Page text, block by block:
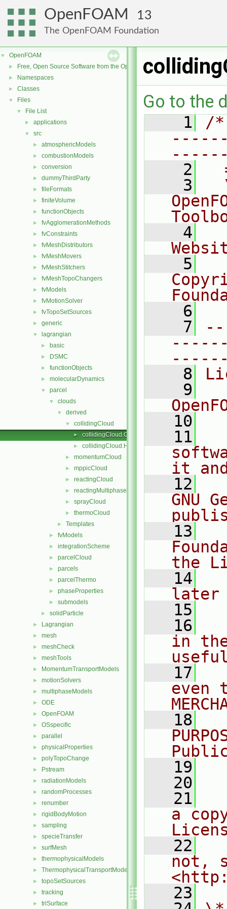
OpenFOAM 13
The OpenFOAM Foundation
▼ OpenFOAM
► Free, Open Source Software from the OpenFOAM Foundation
► Namespaces
► Classes
▼ Files
▼ File List
► applications
▼ src
► atmosphericModels
► combustionModels
► conversion
► dummyThirdParty
► fileFormats
► finiteVolume
► functionObjects
► fvAgglomerationMethods
► fvConstraints
► fvMeshDistributors
► fvMeshMovers
► fvMeshStitchers
► fvMeshTopoChangers
► fvModels
► fvMotionSolver
► fvTopoSetSources
► generic
▼ lagrangian
► basic
► DSMC
► functionObjects
► molecularDynamics
▼ parcel
▼ clouds
▼ derived
▼ collidingCloud
► collidingCloud.C
► collidingCloud.H
► momentumCloud
► mppicCloud
► reactingCloud
► reactingMultiphaseCloud
► sprayCloud
► thermoCloud
► Templates
► fvModels
► integrationScheme
► parcelCloud
► parcels
► parcelThermo
► phaseProperties
► submodels
► solidParticle
► Lagrangian
► mesh
► meshCheck
► meshTools
► MomentumTransportModels
► motionSolvers
► multiphaseModels
► ODE
► OpenFOAM
► OSspecific
► parallel
► physicalProperties
► polyTopoChange
► Pstream
► radiationModels
► randomProcesses
► renumber
► rigidBodyMotion
► sampling
► specieTransfer
► surfMesh
► thermophysicalModels
► ThermophysicalTransportModels
► topoSetSources
► tracking
► triSurface
Go to the
    1
/
    2
    3
    4
    5
    6
    7
    8
    9
   10
   11
it
   12
GNU
   13
the
   14
later
   15
   16
in
   17
even
   18
   19
   20
   21
a
   22
not,
   23